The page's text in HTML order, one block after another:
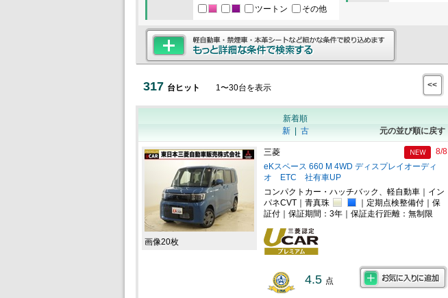
ツートン
その他
317 台ヒット 1〜30台を表示 <<
新着順
新| 古 元の並び順に戻す
画像20枚
三菱
eKスペース 660 M 4WD ディスプレイオーディ
オ ETC 社有車UP
8/8
コンパクトカー・ハッチバック、軽自動車｜イン
パネCVT｜青真珠
｜定期点検整備付｜保
証付｜保証期間：3年｜保証走行距離：無制限
4.5 点